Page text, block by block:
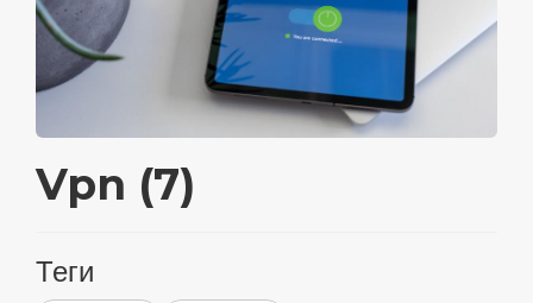
Vpn (7)
Теги